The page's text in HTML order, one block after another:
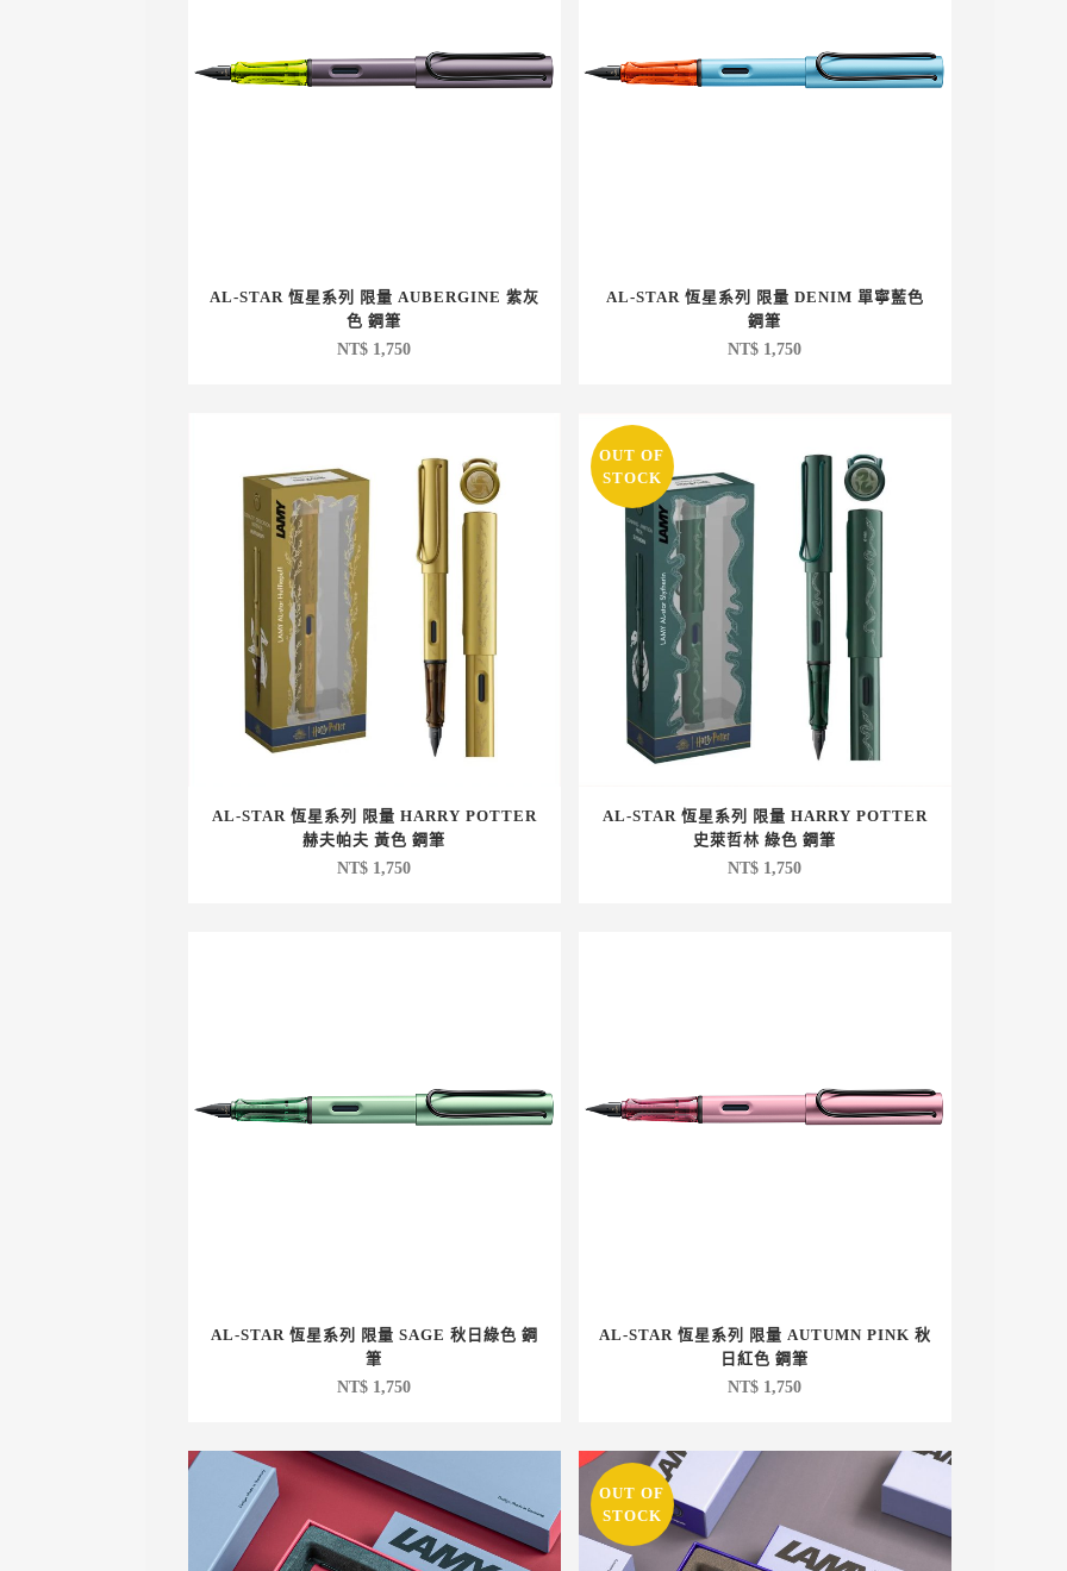
AL-STAR 恆星系列 限量 AUBERGINE 紫灰
色 鋼筆
NT$ 1,750
AL-STAR 恆星系列 限量 DENIM 單寧藍色
鋼筆
NT$ 1,750
AL-STAR 恆星系列 限量 HARRY POTTER
赫夫帕夫 黃色 鋼筆
NT$ 1,750
OUT OF
STOCK
AL-STAR 恆星系列 限量 HARRY POTTER
史萊哲林 綠色 鋼筆
NT$ 1,750
AL-STAR 恆星系列 限量 SAGE 秋日綠色 鋼
筆
NT$ 1,750
AL-STAR 恆星系列 限量 AUTUMN PINK 秋
日紅色 鋼筆
NT$ 1,750
OUT OF
STOCK